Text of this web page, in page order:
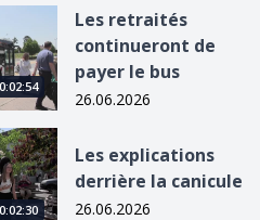
de payer le bus
Les retraités
continueront de
payer le bus
26.06.2026
la canicule
Les explications
derrière la canicule
26.06.2026